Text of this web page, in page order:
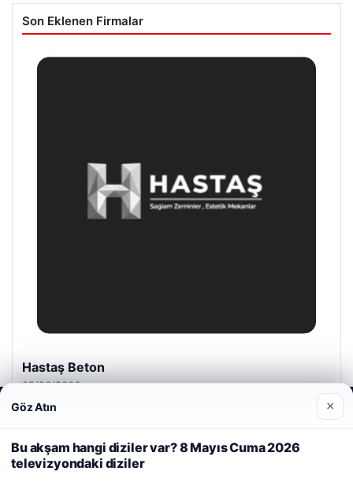
Son Eklenen Firmalar
Prenses Night Club
04/29/2026
Web sitemizi nasıl kullandığınızı daha iyi anlayabilmek,
deneyiminizi kişiselleştirmek ve geliştirmek amacıyla çerezler
kullanıyoruz.
Çerez Politikamız
Reddet Kabul Et
Göz Atın ×
Bu akşam hangi diziler var? 8 Mayıs Cuma 2026
televizyondaki diziler